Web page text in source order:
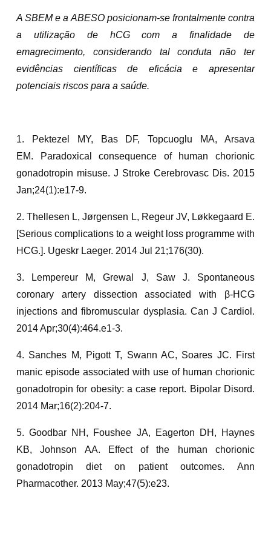
A SBEM e a ABESO posicionam-se frontalmente contra
a utilização de hCG com a finalidade de
emagrecimento, considerando tal conduta não ter
evidências científicas de eficácia e apresentar
potenciais riscos para a saúde.
1. Pektezel MY, Bas DF, Topcuoglu MA, Arsava
EM. Paradoxical consequence of human chorionic
gonadotropin misuse. J Stroke Cerebrovasc Dis. 2015
Jan;24(1):e17-9.
2. Thellesen L, Jørgensen L, Regeur JV, Løkkegaard E.
[Serious complications to a weight loss programme with
HCG.]. Ugeskr Laeger. 2014 Jul 21;176(30).
3. Lempereur M, Grewal J, Saw J. Spontaneous
coronary artery dissection associated with β-HCG
injections and fibromuscular dysplasia. Can J Cardiol.
2014 Apr;30(4):464.e1-3.
4. Sanches M, Pigott T, Swann AC, Soares JC. First
manic episode associated with use of human chorionic
gonadotropin for obesity: a case report. Bipolar Disord.
2014 Mar;16(2):204-7.
5. Goodbar NH, Foushee JA, Eagerton DH, Haynes
KB, Johnson AA. Effect of the human chorionic
gonadotropin diet on patient outcomes. Ann
Pharmacother. 2013 May;47(5):e23.